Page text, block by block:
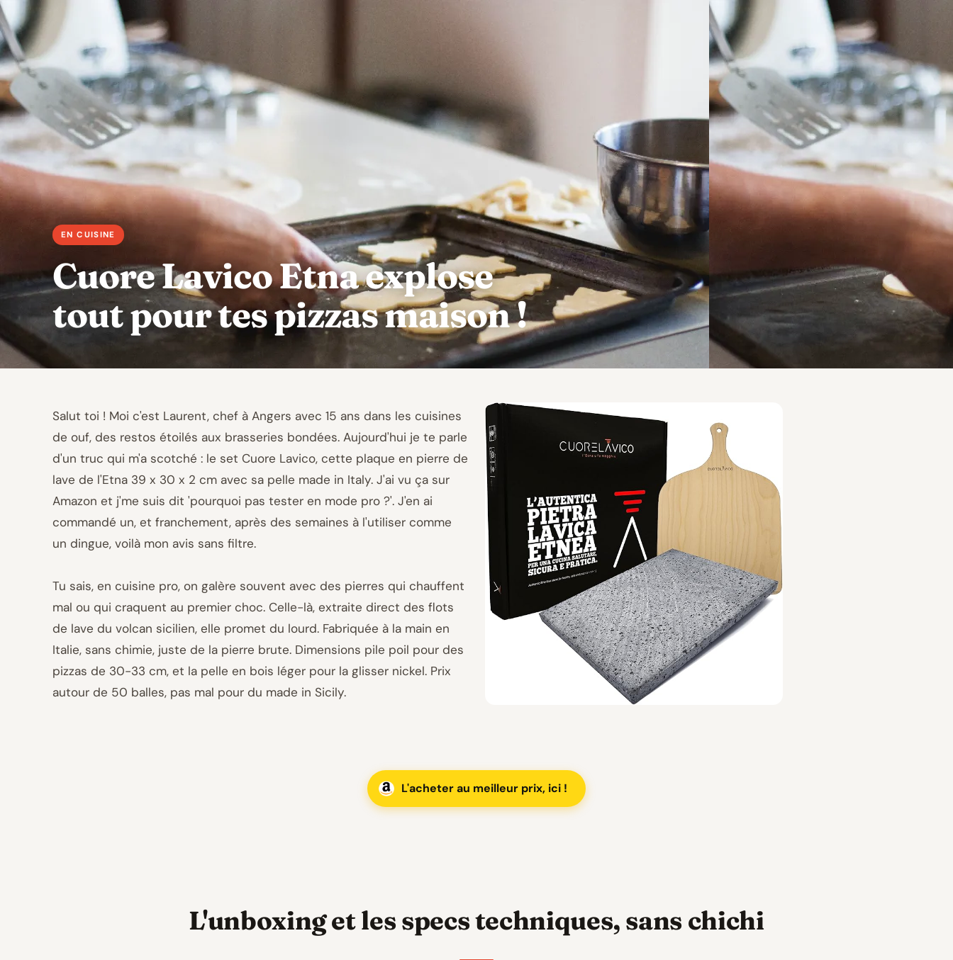
Cuore Lavico Etna explose
tout pour tes pizzas maison !
Salut toi ! Moi c'est Laurent, chef à Angers avec 15 ans dans les cuisines
de ouf, des restos étoilés aux brasseries bondées. Aujourd'hui je te parle
d'un truc qui m'a scotché : le set Cuore Lavico, cette plaque en pierre de
lave de l'Etna 39 x 30 x 2 cm avec sa pelle made in Italy. J'ai vu ça sur
Amazon et j'me suis dit 'pourquoi pas tester en mode pro ?'. J'en ai
commandé un, et franchement, après des semaines à l'utiliser comme
un dingue, voilà mon avis sans filtre.
Tu sais, en cuisine pro, on galère souvent avec des pierres qui chauffent
mal ou qui craquent au premier choc. Celle-là, extraite direct des flots
de lave du volcan sicilien, elle promet du lourd. Fabriquée à la main en
Italie, sans chimie, juste de la pierre brute. Dimensions pile poil pour des
pizzas de 30-33 cm, et la pelle en bois léger pour la glisser nickel. Prix
autour de 50 balles, pas mal pour du made in Sicily.
L'acheter au meilleur prix, ici !
L'unboxing et les specs techniques, sans chichi